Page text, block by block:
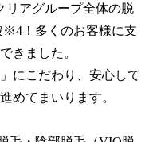
リアグループ全体の脱
※4！多くのお客様に支
きました。
にこだわり、安心して
めてまいります。